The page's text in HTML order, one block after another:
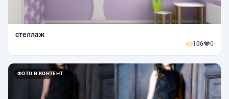
стеллаж
106 0
ФОТО И КОНТЕНТ